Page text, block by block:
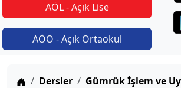
AÖL - Açık Lise
AÖO - Açık Ortaokul
Anasayfa
Dersler
Gümrük İşlem ve